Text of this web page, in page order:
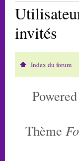
invités
Index du forum
Thème